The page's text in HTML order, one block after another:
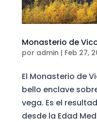
Monasterio de
por admin | Feb 27,
El Monasterio de
bello enclave
vega. Es el
desde la Edad